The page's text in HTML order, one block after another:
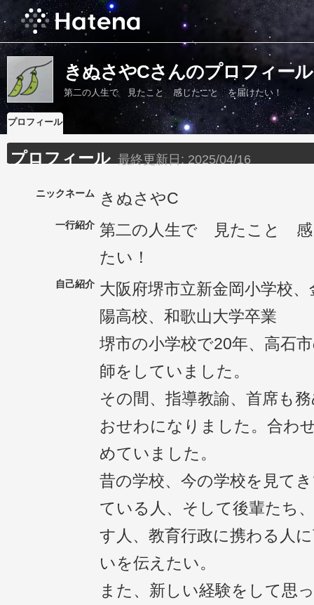
きぬさやCさんのプロフィール
第二の人生で 見たこと 感じたこと を届けたい！
プロフィール
プロフィール 最終更新日: 2025/04/16
ニックネーム きぬさやC
一行紹介 第二の人生で 見たこと
たい！
自己紹介 大阪府堺市立新金岡小学校
陽高校、和歌山大学卒業
堺市の小学校で20年、高石
師をしていました。
その間、指導教諭、首席も
おせわになりました。合わ
めていました。
昔の学校、今の学校を見て
ている人、そして後輩たち
す人、教育行政に携わる人
いを伝えたい。
また、新しい経験をして思